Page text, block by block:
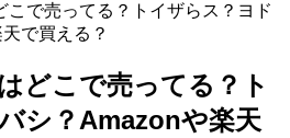
こで売ってる？トイザらス？ヨド
で買える？
どこで売ってる？ト
シ？Amazonや楽天